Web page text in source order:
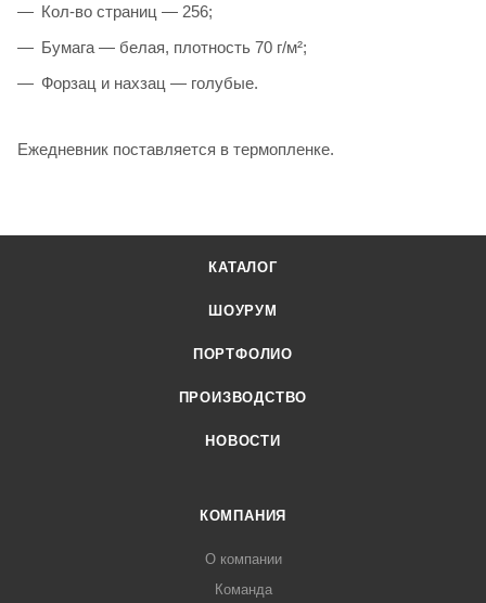
Кол-во страниц — 256;
Бумага — белая, плотность 70 г/м²;
Форзац и нахзац — голубые.
Ежедневник поставляется в термопленке.
КАТАЛОГ
ШОУРУМ
ПОРТФОЛИО
ПРОИЗВОДСТВО
НОВОСТИ
КОМПАНИЯ
О компании
Команда